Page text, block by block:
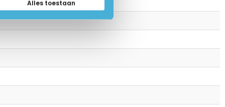
Alles toestaan